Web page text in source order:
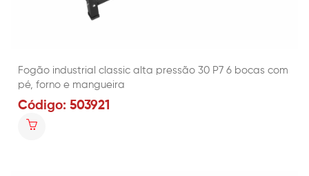
Fogão industrial classic alta pressão 30 P7 6 bocas com
pé, forno e mangueira
Código: 503921